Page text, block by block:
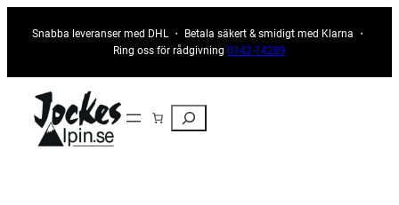
Snabba leveranser med DHL ・ Betala säkert & smidigt med Klarna ・
Ring oss för rådgivning 0142-14289
Sök